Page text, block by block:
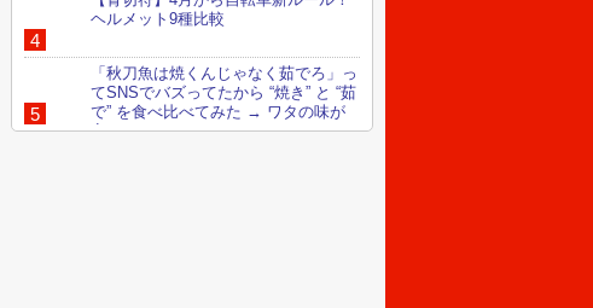
ヘルメット9種比較
「秋刀魚は焼くんじゃなく茹でろ」っ
てSNSでバズってたから “焼き” と “茹
で” を食べ比べてみた → ワタの味が
変わってる！